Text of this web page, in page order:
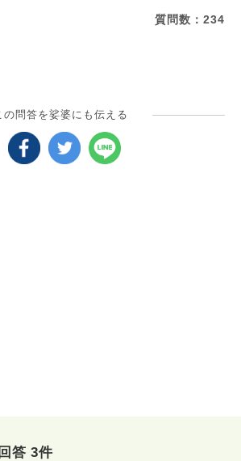
質問数：234
の問答を娑婆にも伝える
答 3件